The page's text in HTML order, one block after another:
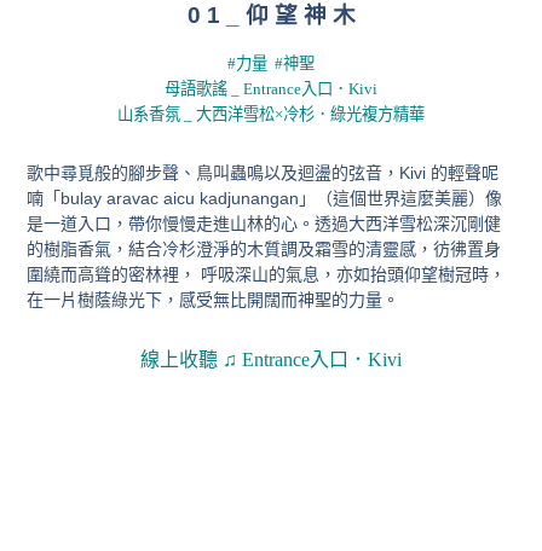
0 1 _ 仰 望 神 木
#力量 #神聖
母語歌謠 _ Entrance入口．Kivi
山系香氛 _ 大西洋雪松×冷杉．綠光複方精華
歌中尋覓般的腳步聲、鳥叫蟲鳴以及迴盪的弦音， Kivi 的輕聲呢
喃「bulay aravac aicu kadjunangan」（這個世界這麼美麗）像
是一道入口，帶你慢慢走進山林的心。透過大⻄洋雪松深沉剛健
的樹脂香氣，結合冷杉澄淨的木質調及霜雪的清靈感，彷彿置身
圍繞而高聳的密林裡， 呼吸深山的氣息，亦如抬頭仰望樹冠時，
在一片樹蔭綠光下，感受無比開闊而神聖的力量。
線上收聽 ♫ Entrance入口．Kivi